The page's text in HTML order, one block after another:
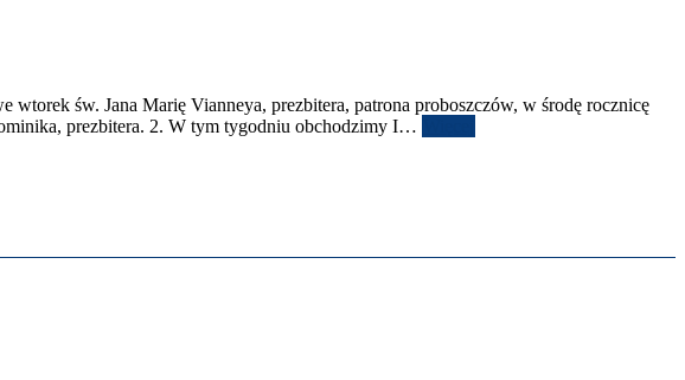
św. Jana Marię Vian­neya, prezbit­era, patrona pro­boszczów, w środę rocznicę
prezbit­era. 2. W tym tygod­niu obchodz­imy I…